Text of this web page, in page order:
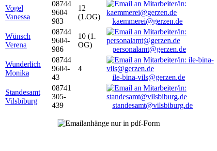
Vogel
Vanessa
08744
9604
983
12
(1.OG)
kaemmerei@gerzen.de
Wünsch
Verena
08744
9604-
986
10 (1.
OG)
personalamt@gerzen.de
Wunderlich
Monika
08744
9604-
43
4
ile-bina-vils@gerzen.de
Standesamt
Vilsbiburg
08741
305-
439
standesamt@vilsbiburg.de